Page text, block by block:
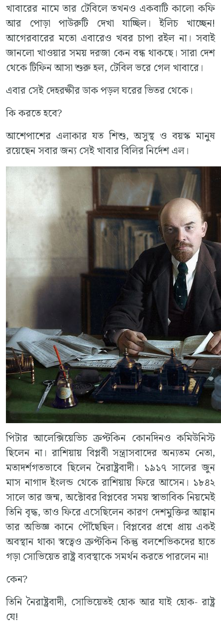
খাবারের নামে তার টেবিলে তখনও একবাটি কালো কফি
আর পোড়া পাউরুটি দেখা যাচ্ছিল। ইলিচ খাচ্ছেন!
আগেরবারের মতো এবারেও খবর চাপা রইল না। সবাই
জানলো খাওয়ার সময় দরজা কেন বন্ধ থাকছে। সারা দেশ
থেকে টিফিন আসা শুরু হল, টেবিল ভরে গেল খাবারে।
এবার সেই দেহরক্ষীর ডাক পড়ল ঘরের ভিতর থেকে।
কি করতে হবে?
আশেপাশের এলাকার যত শিশু, অসুস্থ ও বয়স্ক মানুষ
রয়েছেন সবার জন্য সেই খাবার বিলির নির্দেশ এল।
পিটার আলেক্সিয়েভিচ ক্রপ্টকিন কোনদিনও কমিউনিস্ট
ছিলেন না। রাশিয়ায় বিপ্লবী সন্ত্রাসবাদের অন্যতম নেতা,
মতাদর্শগতভাবে ছিলেন নৈরাষ্ট্রবাদী। ১৯১৭ সালের জুন
মাস নাগাদ ইংলন্ড থেকে রাশিয়ায় ফিরে আসেন। ১৮৪২
সালে তার জন্ম, অক্টোবর বিপ্লবের সময় স্বাভাবিক নিয়মেই
তিনি বৃদ্ধ, তাও ফিরে এসেছিলেন কারণ দেশমুক্তির আহ্বান
তার অভিজ্ঞ কানে পৌঁছেছিল। বিপ্লবের প্রশ্নে প্রায় একই
অবস্থান থাকা স্বত্বেও ক্রপ্টকিন কিন্তু বলশেভিকদের হাতে
গড়া সোভিয়েত রাষ্ট্র ব্যবস্থাকে সমর্থন করতে পারলেন না!
কেন?
তিনি নৈরাষ্ট্রবাদী, সোভিয়েতই হোক আর যাই হোক- রাষ্ট্র
যে!